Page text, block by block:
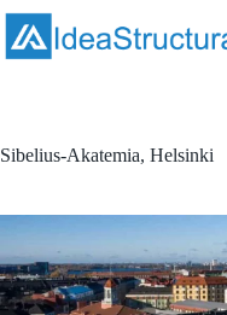
Skip
content
Sibelius-Akatemia, Helsinki